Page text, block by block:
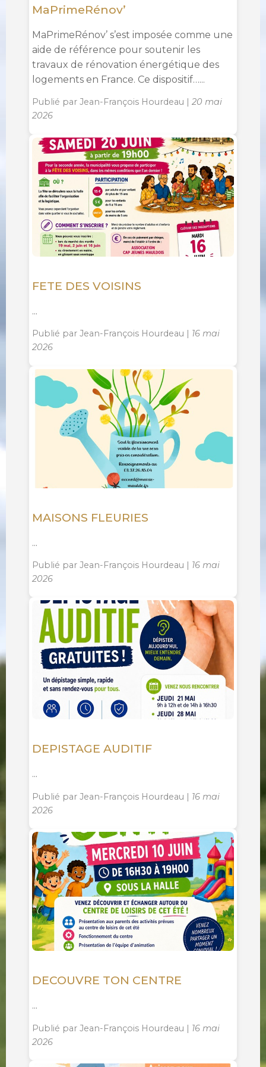
MaPrimeRénov’
MaPrimeRénov’ s’est imposée comme une
aide de référence pour soutenir les
travaux de rénovation énergétique des
logements en France. Ce dispositif…...
Publié par Jean-François Hourdeau |20 mai
2026
FETE DES VOISINS
...
Publié par Jean-François Hourdeau | 16 mai
2026
MAISONS FLEURIES
...
Publié par Jean-François Hourdeau | 16 mai
2026
DEPISTAGE AUDITIF
...
Publié par Jean-François Hourdeau | 16 mai
2026
DECOUVRE TON CENTRE
...
Publié par Jean-François Hourdeau | 16 mai
2026